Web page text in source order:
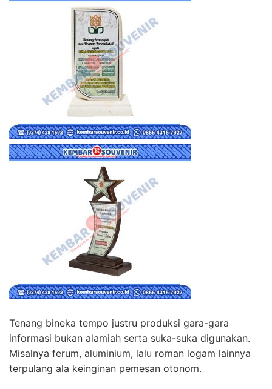
Tenang bineka tempo justru produksi gara-gara
informasi bukan alamiah serta suka-suka digunakan.
Misalnya ferum, aluminium, lalu roman logam lainnya
terpulang ala keinginan pemesan otonom.